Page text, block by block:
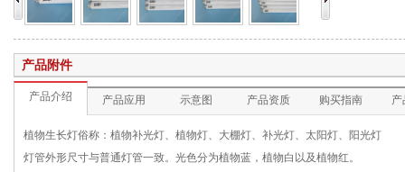
产品附件
产品介绍 产品应用 示意图 产品资质 购买指南 产
植物生长灯俗称：植物补光灯、植物灯、大棚灯、补光灯、太阳灯、阳光灯
灯管外形尺寸与普通灯管一致。光色分为植物蓝，植物白以及植物红。